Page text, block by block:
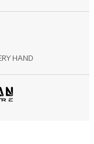
HAND